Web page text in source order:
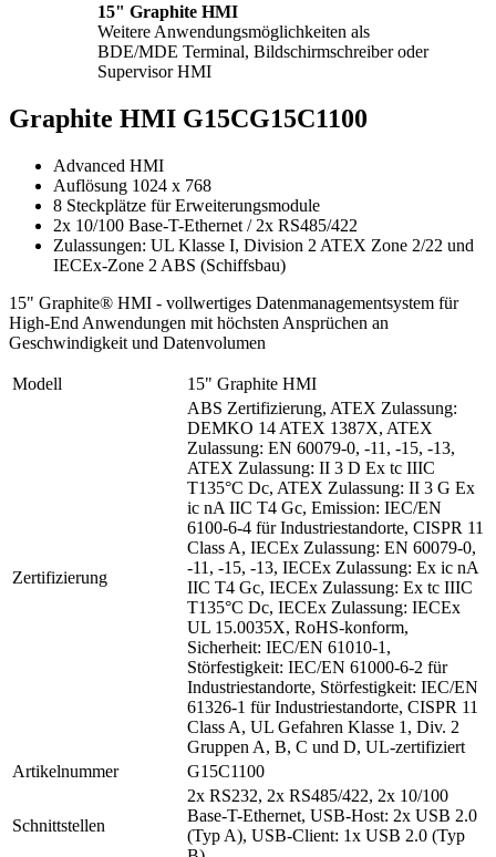
15" Graphite HMI
Weitere Anwendungsmöglichkeiten als
BDE/MDE Terminal, Bildschirmschreiber oder
Supervisor HMI
Graphite HMI G15CG15C1100
Advanced HMI
Auflösung 1024 x 768
8 Steckplätze für Erweiterungsmodule
2x 10/100 Base-T-Ethernet / 2x RS485/422
Zulassungen: UL Klasse I, Division 2 ATEX Zone 2/22 und
IECEx-Zone 2 ABS (Schiffsbau)
15" Graphite® HMI - vollwertiges Datenmanagementsystem für
High-End Anwendungen mit höchsten Ansprüchen an
Geschwindigkeit und Datenvolumen
Modell 15" Graphite HMI
Zertifizierung
ABS Zertifizierung, ATEX Zulassung:
DEMKO 14 ATEX 1387X, ATEX
Zulassung: EN 60079-0, -11, -15, -13,
ATEX Zulassung: II 3 D Ex tc IIIC
T135°C Dc, ATEX Zulassung: II 3 G Ex
ic nA IIC T4 Gc, Emission: IEC/EN
6100-6-4 für Industriestandorte, CISPR 11
Class A, IECEx Zulassung: EN 60079-0,
-11, -15, -13, IECEx Zulassung: Ex ic nA
IIC T4 Gc, IECEx Zulassung: Ex tc IIIC
T135°C Dc, IECEx Zulassung: IECEx
UL 15.0035X, RoHS-konform,
Sicherheit: IEC/EN 61010-1,
Störfestigkeit: IEC/EN 61000-6-2 für
Industriestandorte, Störfestigkeit: IEC/EN
61326-1 für Industriestandorte, CISPR 11
Class A, UL Gefahren Klasse 1, Div. 2
Gruppen A, B, C und D, UL-zertifiziert
Artikelnummer
G15C1100
Schnittstellen
2x RS232, 2x RS485/422, 2x 10/100
Base-T-Ethernet, USB-Host: 2x USB 2.0
(Typ A), USB-Client: 1x USB 2.0 (Typ